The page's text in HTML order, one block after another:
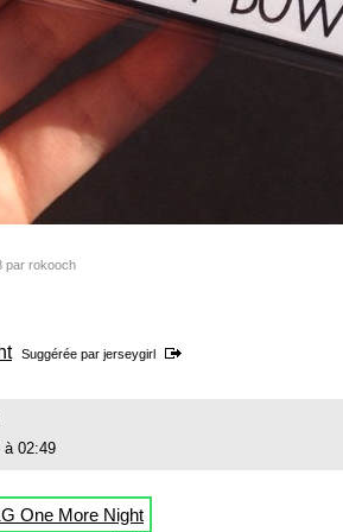
par rokooch
Suggérée par jerseygirl
à 02:49
One More Night